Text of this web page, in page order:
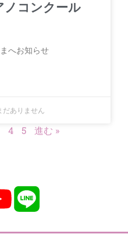
ノコンクール
へお知らせ
だありません
4 5 進む »